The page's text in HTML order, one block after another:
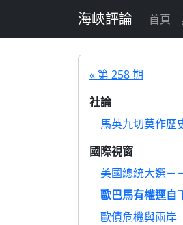
海峽評論 首頁
« 第 258 期
社論
馬英九切莫作歷
國際視窗
美國總統大選－
歐巴馬有權逕自
歐債危機與兩岸